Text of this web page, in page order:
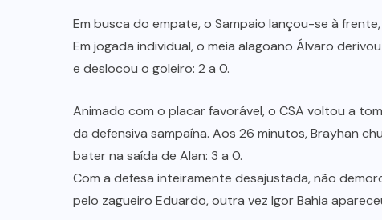
Em busca do empate, o Sampaio lançou-se à
Em jogada individual, o meia alagoano Álvaro
e deslocou o goleiro: 2 a 0.
Animado com o placar favorável, o CSA voltou a
da defensiva sampaína. Aos 26 minutos, Brayhan
bater na saída de Alan: 3 a 0.
Com a defesa inteiramente desajustada, não
pelo zagueiro Eduardo, outra vez Igor Bahia